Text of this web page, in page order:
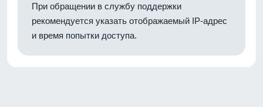
При обращении в службу поддержки
рекомендуется указать отображаемый IP-адрес
и время попытки доступа.